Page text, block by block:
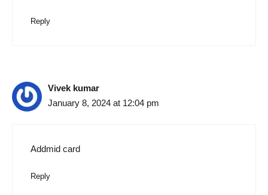
Reply
Vivek kumar
January 8, 2024 at 12:04 pm
Addmid card
Reply